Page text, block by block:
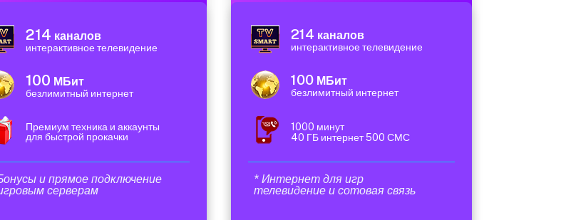
214 каналов
интерактивное телевидение
100 МБит
безлимитный интернет
Премиум техника и аккаунты
для быстрой прокачки
и прямое подключение
серверам
214 каналов
интерактивное телевидение
100 МБит
безлимитный интернет
1000 минут
40 ГБ интернет 500 СМС
* Интернет для игр
телевидение и сотовая связь